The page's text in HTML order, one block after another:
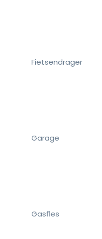
Fietsendrager
Garage
Gasfles